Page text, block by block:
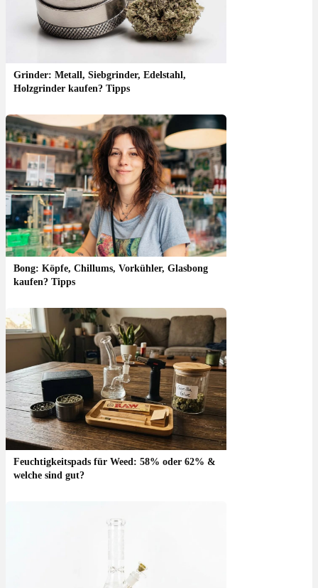
Grinder: Metall, Siebgrinder, Edelstahl,
Holzgrinder kaufen? Tipps
Bong: Köpfe, Chillums, Vorkühler, Glasbong
kaufen? Tipps
Feuchtigkeitspads für Weed: 58% oder 62% &
welche sind gut?